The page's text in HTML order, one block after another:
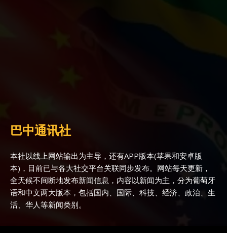
巴中通讯社
本社以线上网站输出为主导，还有APP版本(苹果和安卓版
本)，目前已与各大社交平台关联同步发布。网站每天更新，
全天候不间断地发布新闻信息，内容以新闻为主，分为葡萄牙
语和中文两大版本，包括国内、国际、科技、经济、政治、生
活、华人等新闻类别。